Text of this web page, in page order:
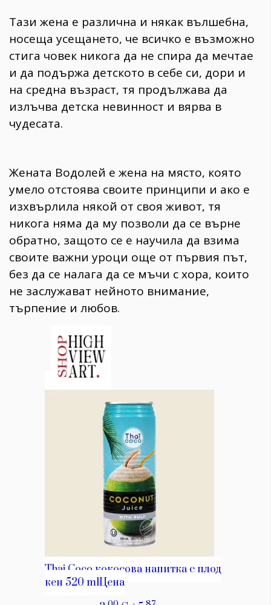
Тази жена е различна и някак вълшебна,
носеща усещането, че всичко е възможно
стига човек никога да не спира да мечтае
и да подържа детското в себе си, дори и
на средна възраст, тя продължава да
излъчва детска невинност и вярва в
чудесата.
Жената Водолей е жена на място, която
умело отстоява своите принципи и ако е
изхвърлила някой от своя живот, тя
никога няма да му позволи да се върне
обратно, защото се е научила да взима
своите важни уроци още от първия път,
без да се налага да се мъчи с хора, които
не заслужават нейното внимание,
търпение и любов.